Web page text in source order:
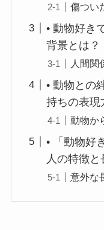
傷つい
• 動物好き
背景とは？
人間関
• 動物との
持ちの表現
動物か
• 「動物好
人の特徴と
意外な